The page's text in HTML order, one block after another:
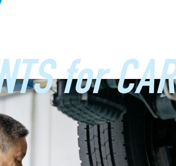
for CAR